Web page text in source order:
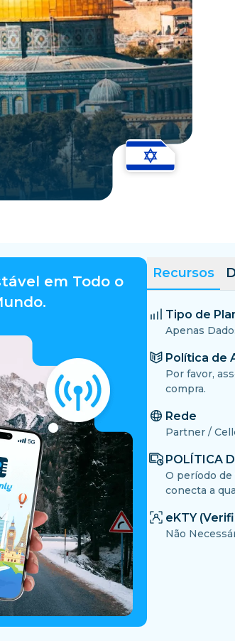
em Todo o
Recursos
Tipo de
Apenas
Política de
Por favor,
compra.
Rede
Partner /
POLÍTICA
O período de
conecta a
eKTY
Não